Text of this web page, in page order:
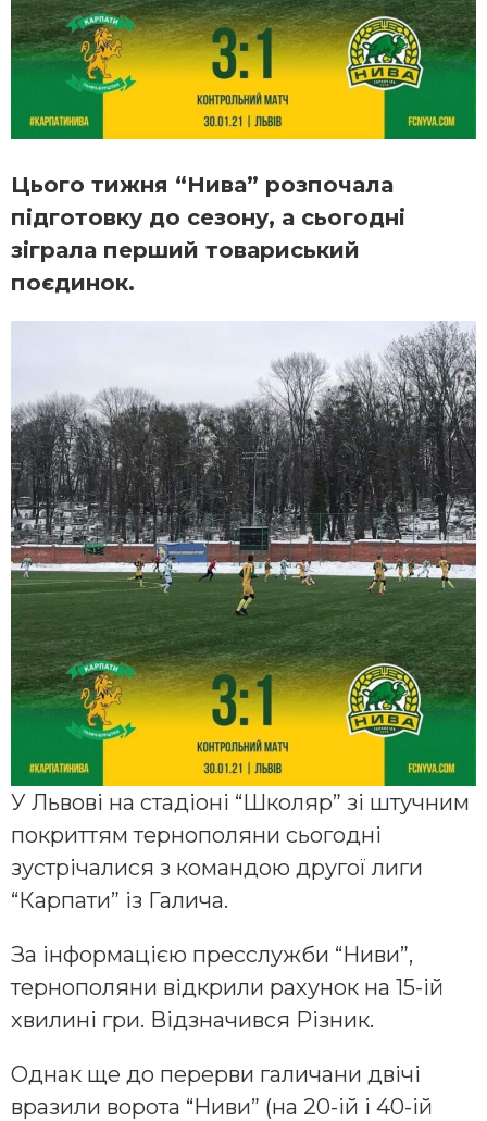
Цього тижня “Нива” розпочала
підготовку до сезону, а сьогодні
зіграла перший товариський
поєдинок.
У Львові на стадіоні “Школяр” зі штучним
покриттям тернополяни сьогодні
зустрічалися з командою другої лиги
“Карпати” із Галича.
За інформацією пресслужби “Ниви”,
тернополяни відкрили рахунок на 15-ій
хвилині гри. Відзначився Різник.
Однак ще до перерви галичани двічі
вразили ворота “Ниви” (на 20-ій і 40-ій